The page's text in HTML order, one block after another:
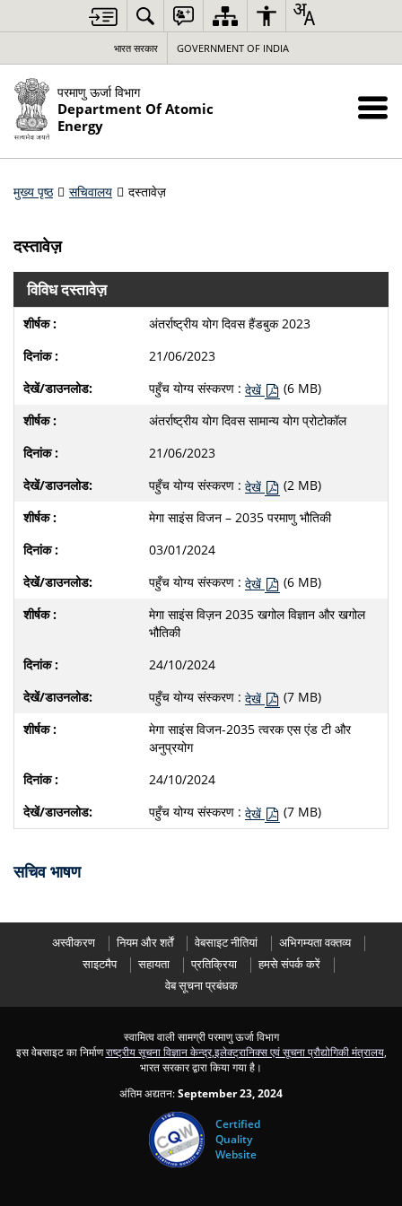
भारत सरकार GOVERNMENT OF INDIA
परमाणु ऊर्जा विभाग
Department Of Atomic
Energy
मुख्य पृष्ठ सचिवालय दस्तावेज़
दस्तावेज़
विविध दस्तावेज़
अंतर्राष्ट्रीय योग दिवस हैंडबुक 2023
21/06/2023
पहुँच योग्य संस्करण : देखें
(6 MB)
अंतर्राष्ट्रीय योग दिवस सामान्य योग प्रोटोकॉल
21/06/2023
पहुँच योग्य संस्करण : देखें
(2 MB)
मेगा साइंस विजन – 2035 परमाणु भौतिकी
03/01/2024
पहुँच योग्य संस्करण : देखें
(6 MB)
मेगा साइंस विज़न 2035 खगोल विज्ञान और खगोल
भौतिकी
24/10/2024
पहुँच योग्य संस्करण : देखें
(7 MB)
मेगा साइंस विजन-2035 त्वरक एस एंड टी और
अनुप्रयोग
24/10/2024
पहुँच योग्य संस्करण : देखें (7 MB)
सचिव भाषण
अस्वीकरण नियम और शर्तें वेबसाइट नीतियां
अभिगम्यता वक्तव्य
साइटमैप
सहायता प्रतिक्रिया
हमसे संपर्क करें
वेब सूचना प्रबंधक
स्वामित्व वाली सामग्री परमाणु ऊर्जा विभाग
इस वेबसाइट का निर्माणराष्ट्रीय सूचना विज्ञान केन्द्र,इलेक्ट्रानिक्स एवं सूचना प्रौद्योगिकी मंत्रालय,
भारत सरकार द्वारा किया गया है।
अंतिम अद्यतन:September 23, 2024
Certified
Quality
Website